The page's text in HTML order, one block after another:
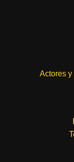
Actores y